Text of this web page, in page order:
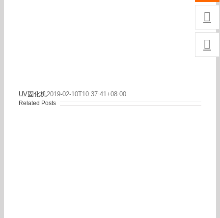
UV固化机2019-02-10T10:37:41+08:00
Related Posts

